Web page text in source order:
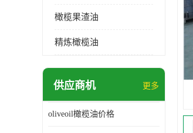
橄榄果渣油
精炼橄榄油
供应商机 更多
oliveoil橄榄油价格